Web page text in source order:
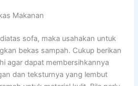
Makanan
sofa, maka usahakan untuk
bekas sampah. Cukup berikan
agar dapat membersihkannya
dan teksturnya yang lembut